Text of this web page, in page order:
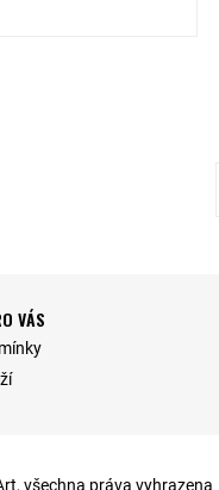
VÁS
všechna práva vyhrazena